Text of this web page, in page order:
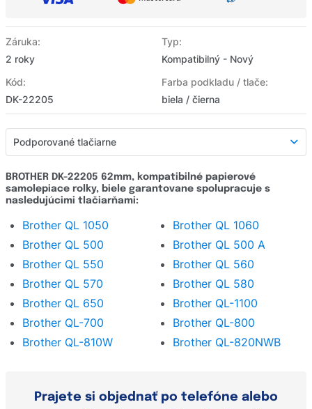
Záruka:
2 roky
Typ:
Kompatibilný - Nový
Kód:
DK-22205
Farba podkladu / tlače:
biela / čierna
Podporované tlačiarne
Detailný popis
Hodnotenie e-shopu
Opýtať sa
BROTHER DK-22205 62mm, kompatibilné papierové
samolepiace rolky, biele garantovane spolupracuje s
nasledujúcimi tlačiarňami:
Brother QL 1050
Brother QL 1060
Brother QL 500
Brother QL 500 A
Brother QL 550
Brother QL 560
Brother QL 570
Brother QL 580
Brother QL 650
Brother QL-1100
Brother QL-700
Brother QL-800
Brother QL-810W
Brother QL-820NWB
Prajete si objednať po telefóne alebo